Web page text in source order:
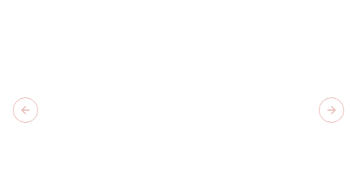
Previous slide